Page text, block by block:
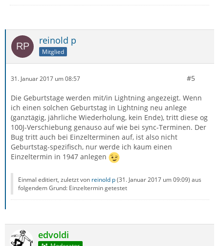
reinold p
Mitglied
31. Januar 2017 um 08:57 #5
Die Geburtstage werden mit/in Lightning angezeigt. Wenn
ich einen solchen Geburtstag in Lightning neu anlege
(ganztägig, jährliche Wiederholung, kein Ende), tritt diese og
100J-Verschiebung genauso auf wie bei sync-Terminen. Der
Bug tritt auch bei Einzelterminen auf, ist also nicht
Geburtstag-spezifisch, nur werde ich kaum einen
Einzeltermin in 1947 anlegen
Einmal editiert, zuletzt von reinold p(31. Januar 2017 um 09:09) aus
folgendem Grund: Einzeltermin getestet
edvoldi